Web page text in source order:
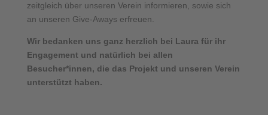
zeitgleich über unseren Verein informieren, sowie sich
an unseren Give-Aways erfreuen.
Wir bedanken uns ganz herzlich bei Laura für ihr
Engagement und natürlich bei allen
Besucher*innen, die das Projekt und unseren Verein
unterstützt haben.